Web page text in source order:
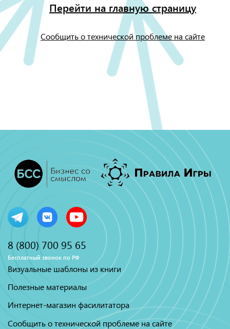
Перейти на главную страницу
Сообщить о технической проблеме на сайте
8 (800) 700 95 65
Бесплатный звонок по РФ
Визуальные шаблоны из книги
Полезные материалы
Интернет-магазин фасилитатора
Сообщить о технической проблеме на сайте